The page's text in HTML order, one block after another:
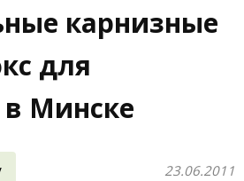
карнизные
для
Минске
23.06.2011